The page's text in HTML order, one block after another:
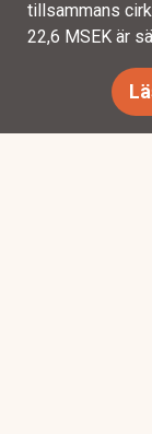
tillsammans
22,6 MSEK är